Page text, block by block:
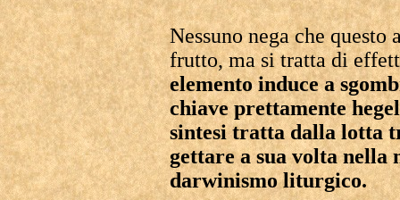
Nessuno nega che questo
frutto, ma si tratta di
elemento induce a
chiave prettamente
sintesi tratta dalla lotta
gettare a sua volta nella
darwinismo liturgico.